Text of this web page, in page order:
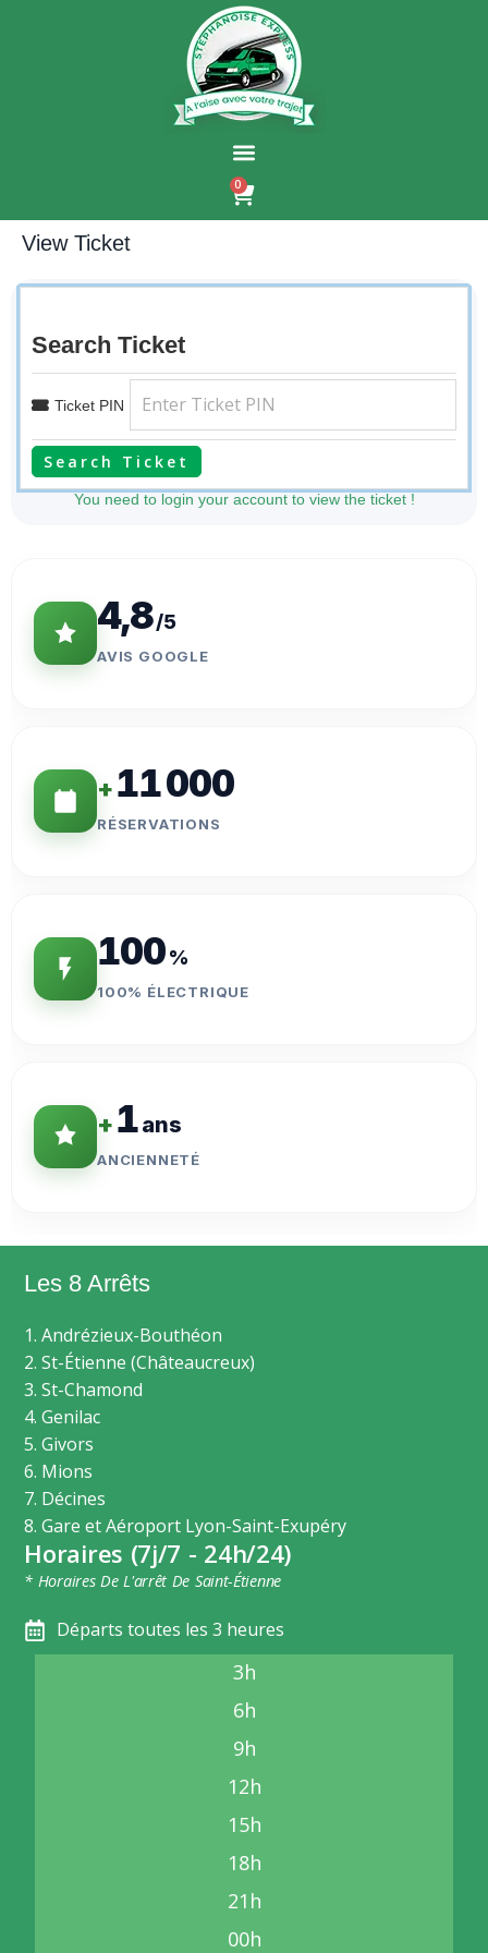
0
View Ticket
Search Ticket
Ticket PIN
Search Ticket
You need to login your account to view the ticket !
4,8/5
AVIS GOOGLE
+11 000
RÉSERVATIONS
100%
100% ÉLECTRIQUE
+1ans
ANCIENNETÉ
Les 8 Arrêts
1. Andrézieux-Bouthéon
2. St-Étienne (Châteaucreux)
3. St-Chamond
4. Genilac
5. Givors
6. Mions
7. Décines
8. Gare et Aéroport Lyon-Saint-Exupéry
Horaires (7j/7 - 24h/24)
* Horaires De L'arrêt De Saint-Étienne
Départs toutes les 3 heures
3h
6h
9h
12h
15h
18h
21h
00h